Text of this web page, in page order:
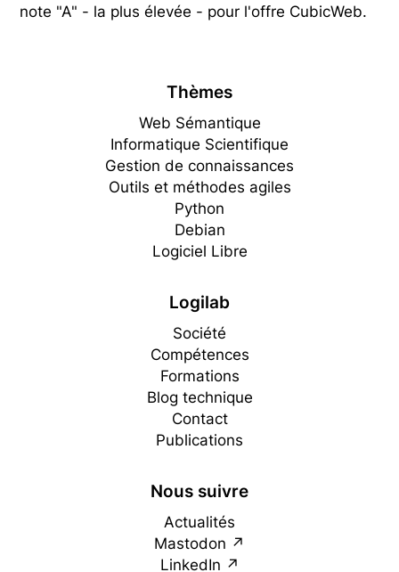
note "A" - la plus élevée - pour l'offre CubicWeb.
Thèmes
Web Sémantique
Informatique Scientifique
Gestion de connaissances
Outils et méthodes agiles
Python
Debian
Logiciel Libre
Logilab
Société
Compétences
Formations
Blog technique
Contact
Publications
Nous suivre
Actualités
Mastodon
LinkedIn